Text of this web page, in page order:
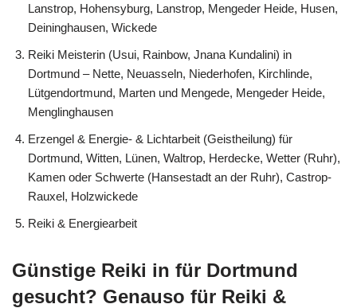
Lanstrop, Hohensyburg, Lanstrop, Mengeder Heide, Husen,
Deininghausen, Wickede
Reiki Meisterin (Usui, Rainbow, Jnana Kundalini) in
Dortmund – Nette, Neuasseln, Niederhofen, Kirchlinde,
Lütgendortmund, Marten und Mengede, Mengeder Heide,
Menglinghausen
Erzengel & Energie- & Lichtarbeit (Geistheilung) für
Dortmund, Witten, Lünen, Waltrop, Herdecke, Wetter (Ruhr),
Kamen oder Schwerte (Hansestadt an der Ruhr), Castrop-
Rauxel, Holzwickede
Reiki & Energiearbeit
Günstige Reiki in für Dortmund
gesucht? Genauso für Reiki &